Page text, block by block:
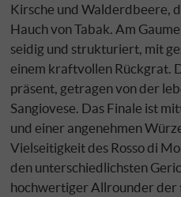
Kirsche und Walderdbeere,
Hauch von Tabak. Am
seidig und strukturiert, mit
einem kraftvollen Rückgrat.
präsent, getragen von der
Sangiovese. Das Finale ist
und einer angenehmen
Vielseitigkeit des Rosso di
den unterschiedlichsten
hochwertiger Allrounder der